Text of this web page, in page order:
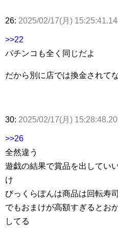
26: 2025/02/17(月)
>>22
パチンコも全く同じだよ
だから別に店では換金されて
30: 2025/02/17(月)
>>26
全然違う
遊戯の結果で賞品を出してい
け
びっくらぽんは商品は回転寿
でもおまけが高額すぎるとお
してる